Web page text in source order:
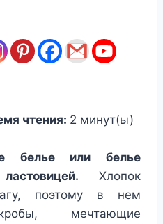
чтения: 2 минут(ы)
белье или белье
Хлопок
поэтому в нем
мечтающие